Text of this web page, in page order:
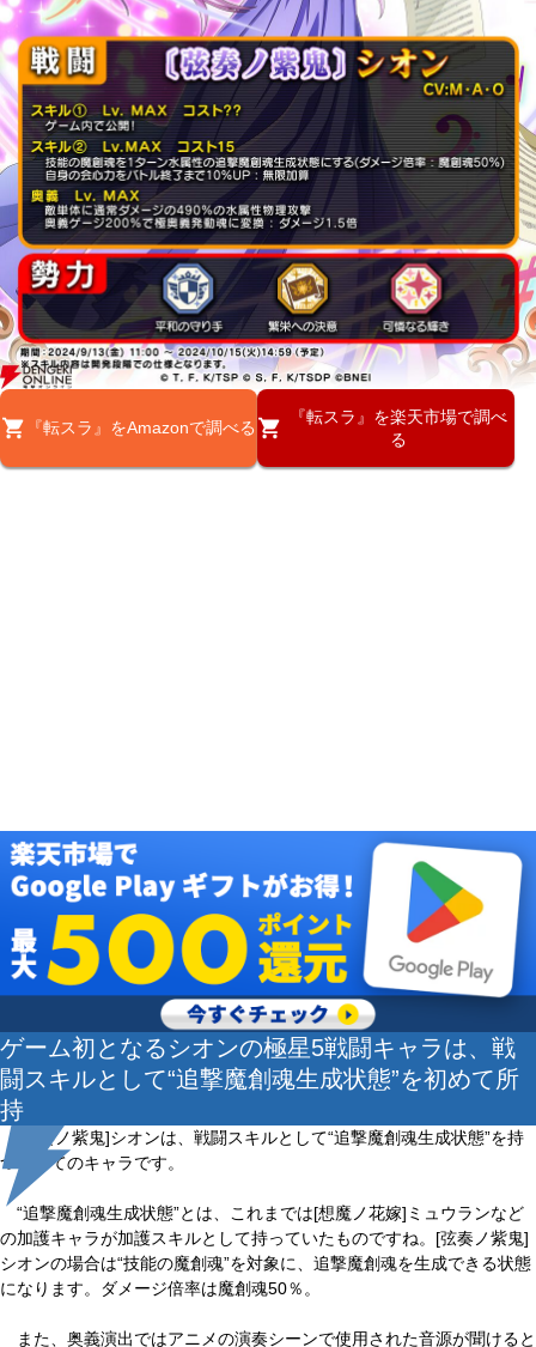
『転スラ』をAmazonで調べる
『転スラ』を楽天市場で調べ
る
ゲーム初となるシオンの極星5戦闘キャラは、戦
闘スキルとして“追撃魔創魂生成状態”を初めて所
持
[弦奏ノ紫鬼]シオンは、戦闘スキルとして“追撃魔創魂生成状態”を持
つ初めてのキャラです。
“追撃魔創魂生成状態”とは、これまでは[想魔ノ花嫁]ミュウランなど
の加護キャラが加護スキルとして持っていたものですね。[弦奏ノ紫鬼]
シオンの場合は“技能の魔創魂”を対象に、追撃魔創魂を生成できる状態
になります。ダメージ倍率は魔創魂50％。
また、奥義演出ではアニメの演奏シーンで使用された音源が聞けると